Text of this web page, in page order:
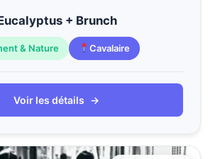
+ Brunch
& Nature Cavalaire
Voir les détails →